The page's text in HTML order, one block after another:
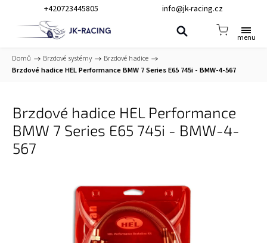
+420723445805 info@jk-racing.cz
Domů / Brzdové systémy / Brzdové hadice /
Brzdové hadice HEL Performance BMW 7 Series E65 745i - BMW-4-567
Brzdové hadice HEL Performance
BMW 7 Series E65 745i - BMW-4-
567